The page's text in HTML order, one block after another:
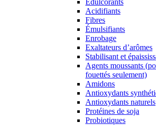
Édulcorants
Acidifiants
Fibres
Émulsifiants
Enrobage
Exaltateurs d’arômes
Stabilisant et
Agents moussants
fouettés seulement)
Amidons
Antioxydants
Antioxydants naturels
Protéines de soja
Probiotiques